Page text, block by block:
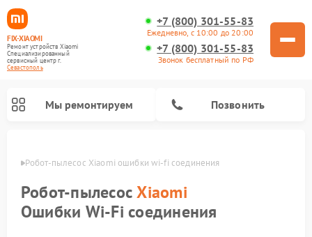
FIX-XIAOMI
Ремонт устройств Xiaomi
Специализированный
cервисный центр г.
Севастополь
+7 (800) 301-55-83
Ежедневно, с 10:00 до 20:00
+7 (800) 301-55-83
Звонок бесплатный по РФ
Мы ремонтируем Позвонить
Робот-пылесос Xiaomi ошибки wi-fi соединения
Робот-пылесосXiaomi
Ошибки Wi-Fi соединения